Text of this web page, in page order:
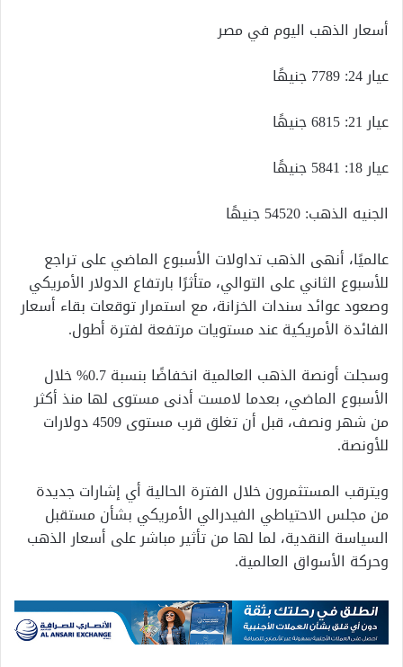
أسعار الذهب اليوم في مصر
عيار 24: 7789 جنيهًا
عيار 21: 6815 جنيهًا
عيار 18: 5841 جنيهًا
الجنيه الذهب: 54520 جنيهًا
عالميًا، أنهى الذهب تداولات الأسبوع الماضي على تراجع
للأسبوع الثاني على التوالي، متأثرًا بارتفاع الدولار الأمريكي
وصعود عوائد سندات الخزانة، مع استمرار توقعات بقاء أسعار
الفائدة الأمريكية عند مستويات مرتفعة لفترة أطول.
وسجلت أونصة الذهب العالمية انخفاضًا بنسبة 0.7% خلال
الأسبوع الماضي، بعدما لامست أدنى مستوى لها منذ أكثر
من شهر ونصف، قبل أن تغلق قرب مستوى 4509 دولارات
للأونصة.
ويترقب المستثمرون خلال الفترة الحالية أي إشارات جديدة
من مجلس الاحتياطي الفيدرالي الأمريكي بشأن مستقبل
السياسة النقدية، لما لها من تأثير مباشر على أسعار الذهب
وحركة الأسواق العالمية.